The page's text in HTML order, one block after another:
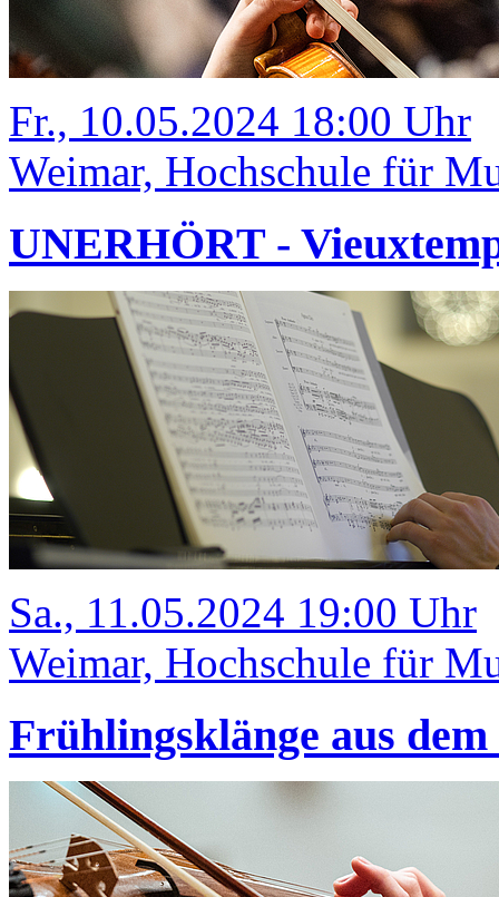
Fr., 10.05.2024 18:00 Uhr
Weimar, Hochschule für
UNERHÖRT -
Sa., 11.05.2024 19:00 Uhr
Weimar, Hochschule für
Frühlingsklänge aus dem